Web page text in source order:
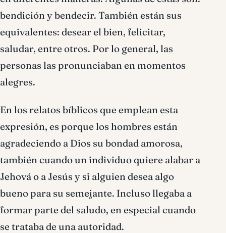
bendición y bendecir. También están sus
equivalentes: desear el bien, felicitar,
saludar, entre otros. Por lo general, las
personas las pronunciaban en momentos
alegres.
En los relatos bíblicos que emplean esta
expresión, es porque los hombres están
agradeciendo a Dios su bondad amorosa,
también cuando un individuo quiere alabar a
Jehová o a Jesús y si alguien desea algo
bueno para su semejante. Incluso llegaba a
formar parte del saludo, en especial cuando
se trataba de una autoridad.